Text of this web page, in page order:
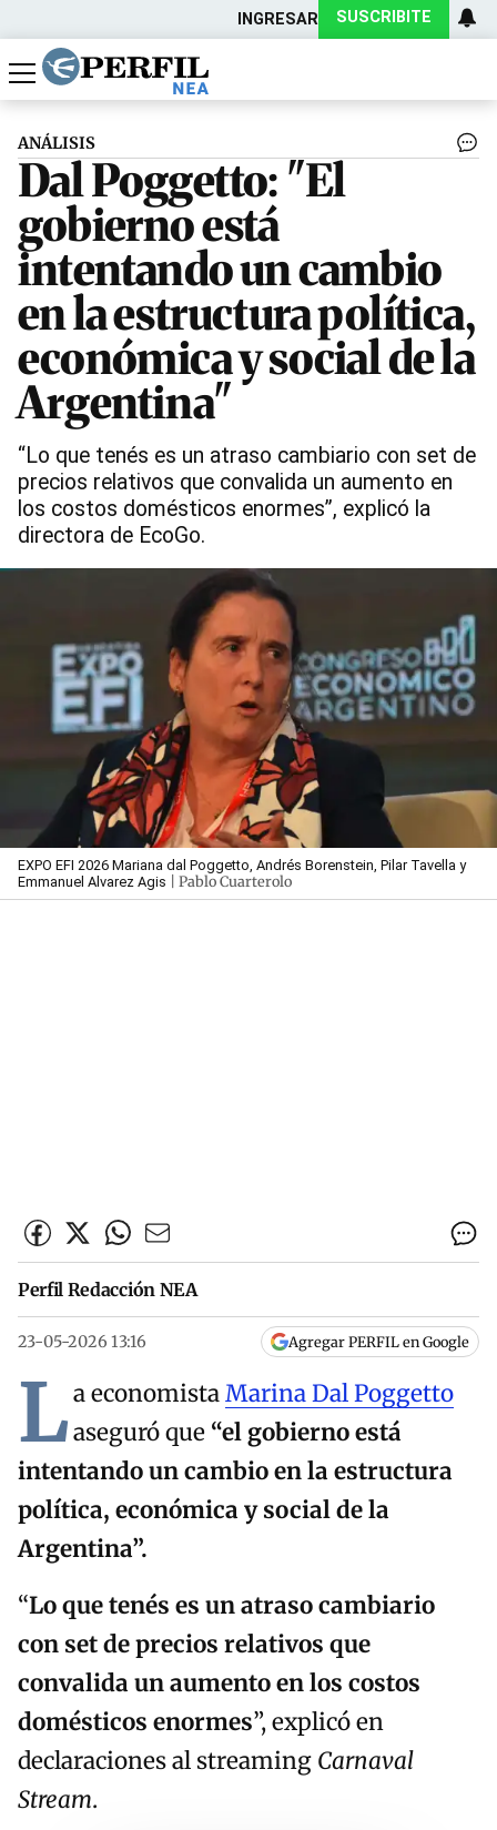
INGRESAR SUSCRIBITE
Política
Economía
Actualidad
ANÁLISIS
Dal Poggetto: "El
gobierno está
intentando un cambio
en la estructura política,
económica y social de la
Argentina"
“Lo que tenés es un atraso cambiario con set de
precios relativos que convalida un aumento en
los costos domésticos enormes”, explicó la
directora de EcoGo.
EXPO EFI 2026 Mariana dal Poggetto, Andrés Borenstein, Pilar Tavella y
Emmanuel Alvarez Agis | Pablo Cuarterolo
Perfil Redacción NEA
23-05-2026 13:16 Agregar PERFIL en Google
La economistaMarina Dal Poggetto
aseguró que “el gobierno está
intentando un cambio en la estructura
política, económica y social de la
Argentina”.
“Lo que tenés es un atraso cambiario
con set de precios relativos que
convalida un aumento en los costos
domésticos enormes”, explicó en
declaraciones al streaming Carnaval
Stream.